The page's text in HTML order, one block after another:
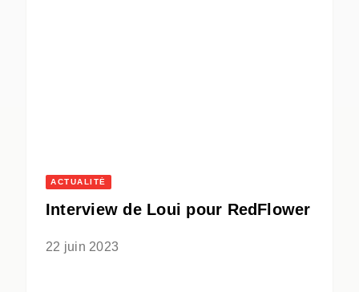
ACTUALITÉ
Interview de Loui pour RedFlower
22 juin 2023